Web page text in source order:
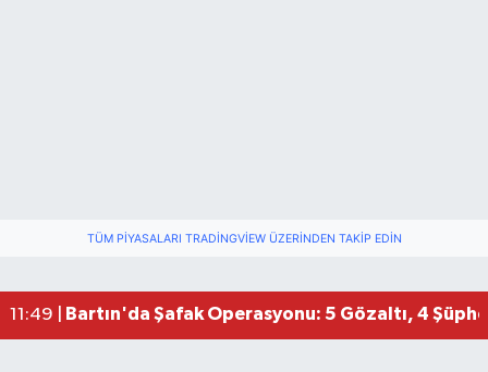
TÜM PIYASALARI TRADINGVIEW ÜZERINDEN TAKIP EDIN
11:49 | Bartın'da Şafak Operasyonu: 5 Gözaltı, 4